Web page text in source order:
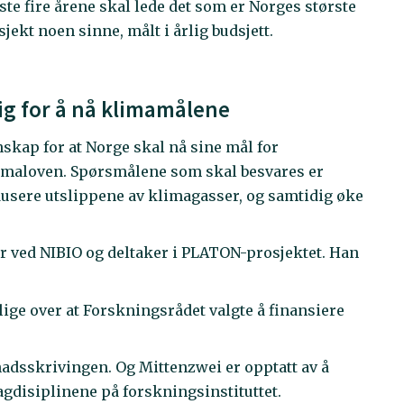
fire årene skal lede det som er Norges største
noen sinne, målt i årlig budsjett.
for å nå klimamålene
for at Norge skal nå sine mål for
Spørsmålene som skal besvares er
utslippene av klimagasser, og samtidig øke
NIBIO og deltaker i PLATON-prosjektet. Han
over at Forskningsrådet valgte å finansiere
Og Mittenzwei er opptatt av å
på forskningsinstituttet.